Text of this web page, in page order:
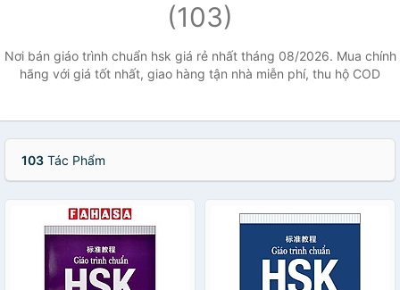
(103)
Nơi bán giáo trình chuẩn hsk giá rẻ nhất tháng 08/2026. Mua chính
hãng với giá tốt nhất, giao hàng tận nhà miễn phí, thu hộ COD
103 Tác Phẩm